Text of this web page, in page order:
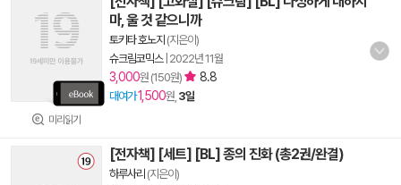
미리읽기
마, 울 것 같으니까
토키타 호노지 (지은이)
슈크림코믹스| 2022년 11월
3,000원 (150원) 8.8
대여가1,500원, 3일
[전자책] [세트] [BL] 종의 진화 (총2권/완결)
하루사리 (지은이)